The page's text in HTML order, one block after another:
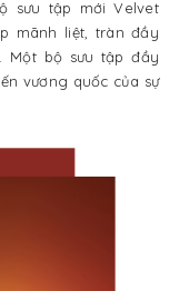
sưu tập mới Velvet
mãnh liệt, tràn đầy
Một bộ sưu tập đầy
vương quốc của sự